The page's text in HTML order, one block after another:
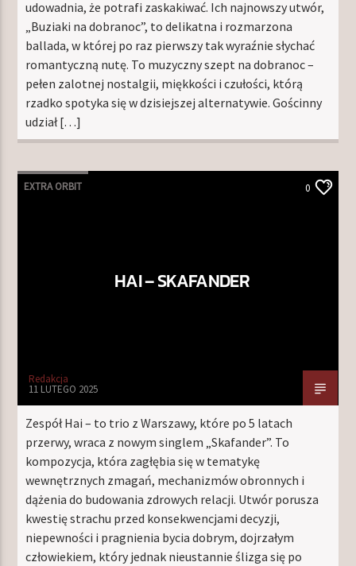
udowadnia, że potrafi zaskakiwać. Ich najnowszy utwór,
„Buziaki na dobranoc”, to delikatna i rozmarzona
ballada, w której po raz pierwszy tak wyraźnie słychać
romantyczną nutę. To muzyczny szept na dobranoc –
pełen zalotnej nostalgii, miękkości i czułości, którą
rzadko spotyka się w dzisiejszej alternatywie. Gościnny
udział […]
EXTRA ORBIT 0
HAI – SKAFANDER
Redakcja
11 LUTEGO 2025
Zespół Hai – to trio z Warszawy, które po 5 latach
przerwy, wraca z nowym singlem „Skafander”. To
kompozycja, która zagłębia się w tematykę
wewnętrznych zmagań, mechanizmów obronnych i
dążenia do budowania zdrowych relacji. Utwór porusza
kwestię strachu przed konsekwencjami decyzji,
niepewności i pragnienia bycia dobrym, dojrzałym
człowiekiem, który jednak nieustannie ślizga się po